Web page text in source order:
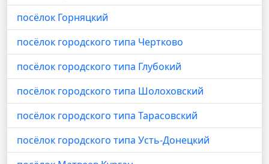
посёлок Горняцкий
посёлок городского типа Чертково
посёлок городского типа Глубокий
посёлок городского типа Шолоховский
посёлок городского типа Тарасовский
посёлок городского типа Усть-Донецкий